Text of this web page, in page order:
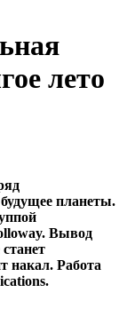
лето
планеты.
Вывод
накал. Работа